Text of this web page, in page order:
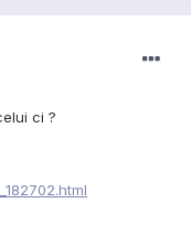
ci ?